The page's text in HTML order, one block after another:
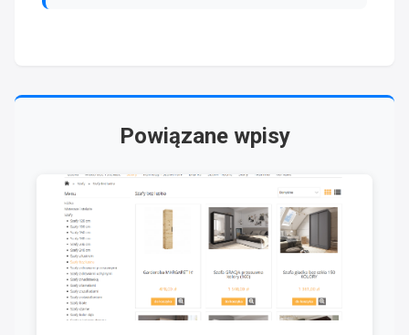
Powiązane wpisy